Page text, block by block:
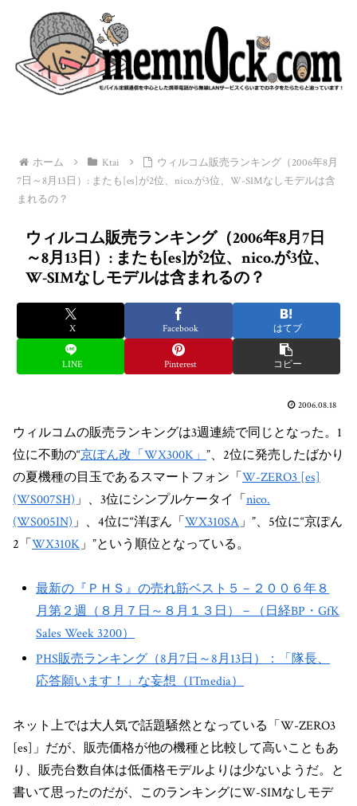
ホーム Ktai
ウィルコム販売ランキング（2006年8月
7日～8月13日）: またも[es]が2位、nico.が3位、W-SIMなしモデルは含
まれるの？
ウィルコム販売ランキング（2006年8月7日
～8月13日）: またも[es]が2位、nico.が3位、
W-SIMなしモデルは含まれるの？
X Facebook はてブ
LINE Pinterest コピー
2006.08.18
ウィルコムの販売ランキングは3週連続で同じとなった。1
位に不動の“京ぽん改「WX300K」 ”、2位に発売したばかり
の夏機種の目玉であるスマートフォン「W-ZERO3 [es]
(WS007SH)」、3位にシンプルケータイ「nico.
(WS005IN)」、4位に“洋ぽん「WX310SA」”、5位に“京ぽん
2「WX310K」”という順位となっている。
最新の『ＰＨＳ』の売れ筋ベスト５－２００６年８
月第２週（８月７日～８月１３日）－（日経BP・GfK
Sales Week 3200）
PHS販売ランキング（8月7日～8月13日）：「隊長、
応答願います！」な妄想（ITmedia）
ネット上では大人気で話題騒然となっている「W-ZERO3
[es]」だが、販売価格が他の機種と比較して高いこともあ
り、販売台数自体は低価格モデルよりは少ないようだ。と
書いて思ったのだが、このランキングにW-SIMなしモデ